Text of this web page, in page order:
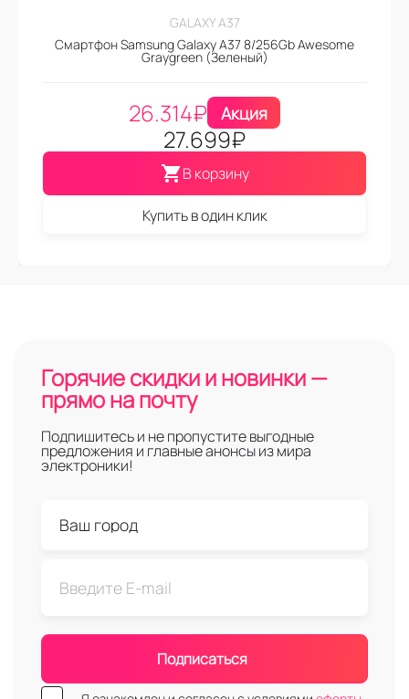
GALAXY A37
Смартфон Samsung Galaxy A37 8/256Gb Awesome
Graygreen (Зеленый)
26.314₽ Акция
27.699₽
В корзину
Купить в один клик
Горячие скидки и новинки —
прямо на почту
Подпишитесь и не пропустите выгодные
предложения и главные анонсы из мира
электроники!
Подписаться